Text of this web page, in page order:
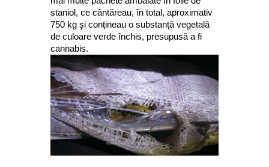
staniol, ce cântăreau, în total, aproximativ
750 kg şi conțineau o substanță vegetală
de culoare verde închis, presupusă a fi
cannabis.